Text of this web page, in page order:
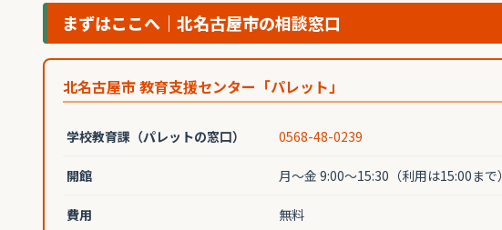
まずはここへ｜北名古屋市の相談窓口
北名古屋市 教育支援センター「パレット」
学校教育課（パレットの窓口） 0568-48-0239
開館 月〜金 9:00〜15:30（利用は15:00まで）
費用 無料